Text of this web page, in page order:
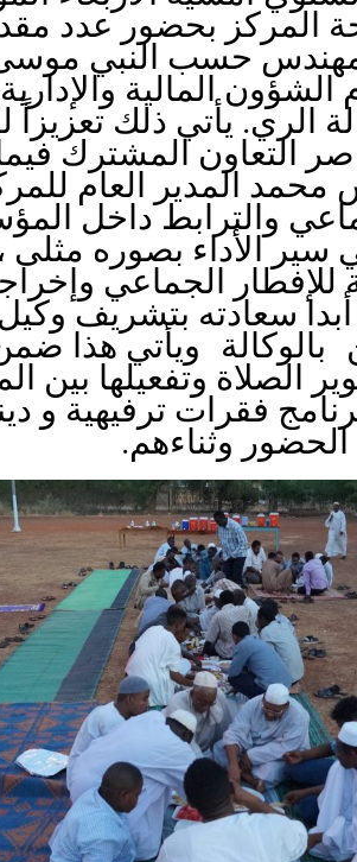
بساحة المركز بحضور عدد
حسب النبي
المالية
الري. يأتي ذلك تعزيزاً
التعاون المشترك
المدير العام
والترابط داخل
سير الأداء بصوره
للإفطار الجماعي
سعادته بتشريف وكيل
بالوكالة ويأتي هذا
الصلاة وتفعيلها بين
فقرات ترفيهية و
وثناءهم.